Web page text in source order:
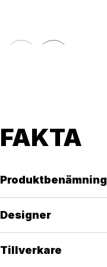
FAKTA
Produktbenämning
Designer
Tillverkare